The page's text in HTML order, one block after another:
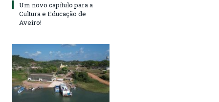
Um novo capítulo para a
Cultura e Educação de
Aveiro!